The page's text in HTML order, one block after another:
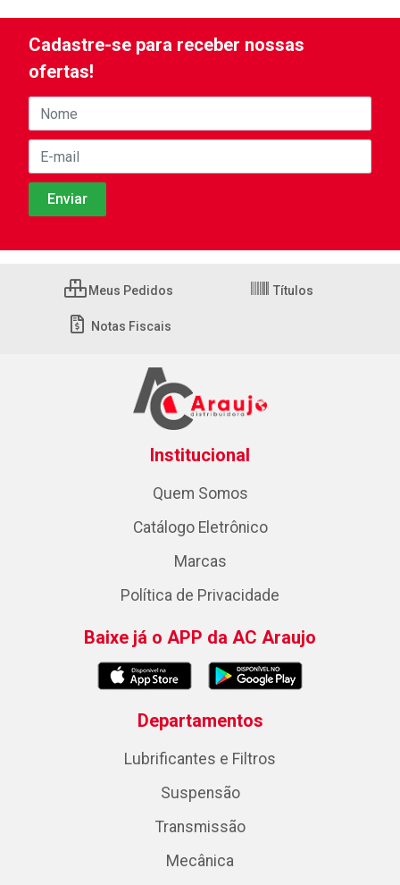
Cadastre-se para receber nossas
ofertas!
Meus Pedidos Títulos
Notas Fiscais
Institucional
Quem Somos
Catálogo Eletrônico
Marcas
Política de Privacidade
Baixe já o APP da AC Araujo
Departamentos
Lubrificantes e Filtros
Suspensão
Transmissão
Mecânica